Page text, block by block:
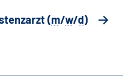
(m/w/d)